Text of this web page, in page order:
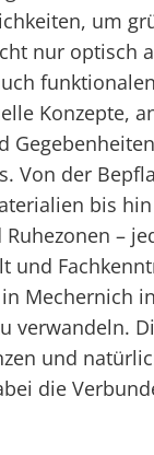
um
nur optisch
Konzepte,
Von der
bis
–
und
Mechernich
verwandeln.
und
die